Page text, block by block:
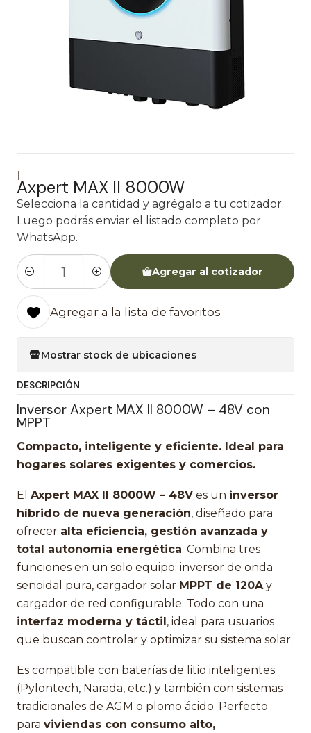
|
Axpert MAX II 8000W
Cantidad
Agregar al cotizador
Selecciona la cantidad y agrégalo a tu cotizador.
Luego podrás enviar el listado completo por
WhatsApp.
Agregar a la lista de favoritos
Mostrar stock de ubicaciones
DESCRIPCIÓN
Inversor Axpert MAX II 8000W – 48V con
MPPT
Compacto, inteligente y eficiente. Ideal para
hogares solares exigentes y comercios.
El Axpert MAX II 8000W – 48V es un inversor
híbrido de nueva generación, diseñado para
ofrecer alta eficiencia, gestión avanzada y
total autonomía energética. Combina tres
funciones en un solo equipo: inversor de onda
senoidal pura, cargador solar MPPT de 120Ay
cargador de red configurable. Todo con una
interfaz moderna y táctil, ideal para usuarios
que buscan controlar y optimizar su sistema solar.
Es compatible con baterías de litio inteligentes
(Pylontech, Narada, etc.) y también con sistemas
tradicionales de AGM o plomo ácido. Perfecto
para viviendas con consumo alto,